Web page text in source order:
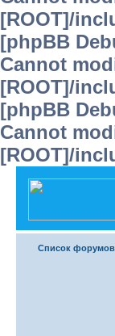
[ROOT]/
[phpBB
Cannot
[ROOT]/
[phpBB
Cannot
[ROOT]/
Список форумов